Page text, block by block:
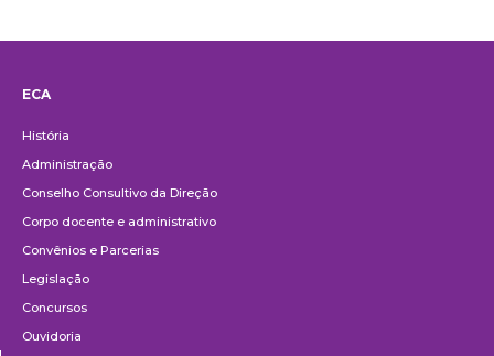
ECA
História
Administração
Conselho Consultivo da Direção
Corpo docente e administrativo
Convênios e Parcerias
Legislação
Concursos
Ouvidoria